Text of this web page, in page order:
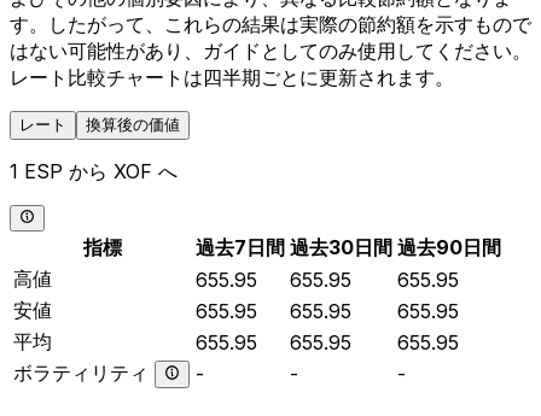
す。したがって、これらの結果は実際の節約額を示すもので
はない可能性があり、ガイドとしてのみ使用してください。
レート比較チャートは四半期ごとに更新されます。
レート 換算後の価値
1 ESP から XOF へ
指標 過去7日間 過去30日間 過去90日間
高値
655.95 655.95
655.95
安値
655.95 655.95
655.95
平均
655.95 655.95
655.95
ボラティリティ
- - -